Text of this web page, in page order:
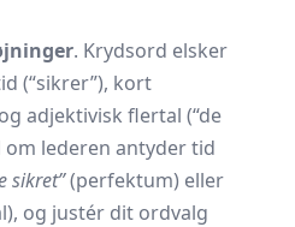
. Krydsord elsker
(“sikrer”), kort
adjektivisk flertal (“de
lederen antyder tid
sikret”(perfektum) eller
og justér dit ordvalg